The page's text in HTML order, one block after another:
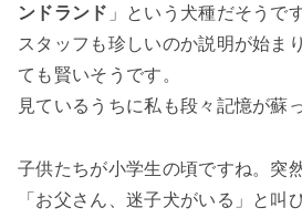
ンドランド 」という犬種だそうです
スタッフも珍しいのか説明が始ま
ても賢いそうです。
見ているうちに私も段々記憶が蘇
子供たちが小学生の頃ですね。突
「お父さん、迷子犬がいる」と叫